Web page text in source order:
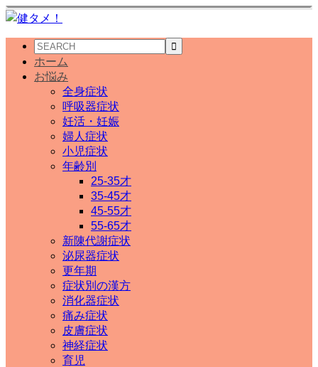
ホーム
お悩み
全身症状
呼吸器症状
妊活・妊娠
婦人症状
小児症状
年齢別
25-35才
35-45才
45-55才
55-65才
新陳代謝症状
泌尿器症状
更年期
症状別の漢方
消化器症状
痛み症状
皮膚症状
神経症状
育児